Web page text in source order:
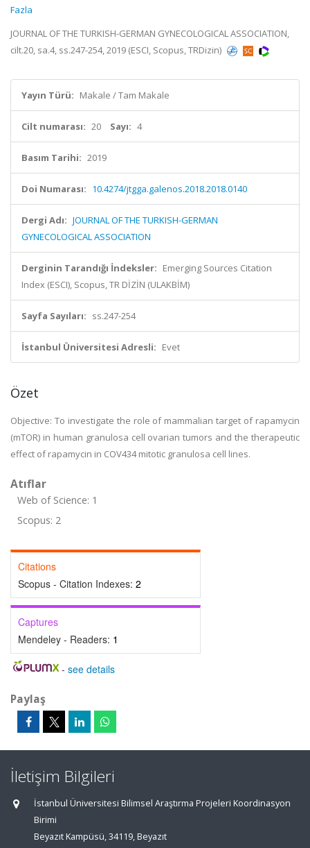
Fazla
JOURNAL OF THE TURKISH-GERMAN GYNECOLOGICAL ASSOCIATION,
cilt.20, sa.4, ss.247-254, 2019 (ESCI, Scopus, TRDizin)
Yayın Türü: Makale / Tam Makale
Cilt numarası: 20 Sayı: 4
Basım Tarihi: 2019
Doi Numarası: 10.4274/jtgga.galenos.2018.2018.0140
Dergi Adı: JOURNAL OF THE TURKISH-GERMAN
GYNECOLOGICAL ASSOCIATION
Derginin Tarandığı İndeksler: Emerging Sources Citation
Index (ESCI), Scopus, TR DİZİN (ULAKBİM)
Sayfa Sayıları: ss.247-254
İstanbul Üniversitesi Adresli: Evet
Özet
Objective: To investigate the role of mammalian target of rapamycin
(mTOR) in human granulosa cell ovarian tumors and the therapeutic
effect of rapamycin in COV434 mitotic granulosa cell lines.
Atıflar
Web of Science: 1
Scopus: 2
Citations
Scopus - Citation Indexes: 2
Captures
Mendeley - Readers: 1
- see details
Paylaş
İletişim Bilgileri
İstanbul Üniversitesi Bilimsel Araştırma Projeleri Koordinasyon
Birimi
Beyazıt Kampüsü, 34119, Beyazıt